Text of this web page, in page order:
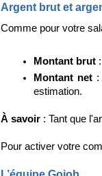
Argent brut et
Comme pour votre
Montant brut
Montant net:
estimation.
À savoir : Tant que
Pour activer votre